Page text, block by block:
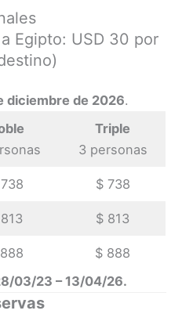
Egipto: USD 30 por
diciembre de 2026.
Triple
3 personas
$ 738
$ 813
$ 888
03/23 – 13/04/26.